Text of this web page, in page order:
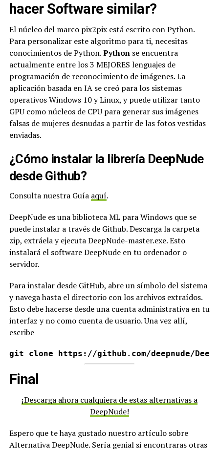
hacer Software similar?
El núcleo del marco pix2pix está escrito con Python.
Para personalizar este algoritmo para ti, necesitas
conocimientos de Python.Pythonse encuentra
actualmente entre los 3 MEJORES lenguajes de
programación de reconocimiento de imágenes. La
aplicación basada en IA se creó para los sistemas
operativos Windows 10 y Linux, y puede utilizar tanto
GPU como núcleos de CPU para generar sus imágenes
falsas de mujeres desnudas a partir de las fotos vestidas
enviadas.
¿Cómo instalar la librería DeepNude
desde Github?
Consulta nuestra Guía aquí.
DeepNude es una biblioteca ML para Windows que se
puede instalar a través de Github. Descarga la carpeta
zip, extráela y ejecuta DeepNude-master.exe. Esto
instalará el software DeepNude en tu ordenador o
servidor.
Para instalar desde GitHub, abre un símbolo del sistema
y navega hasta el directorio con los archivos extraídos.
Esto debe hacerse desde una cuenta administrativa en tu
interfaz y no como cuenta de usuario. Una vez allí,
escribe
git clone https://github.com/deepnude/
Final
¡Descarga ahora cualquiera de estas alternativas a
DeepNude!
Espero que te haya gustado nuestro artículo sobre
Alternativa DeepNude. Sería genial si encontraras otras